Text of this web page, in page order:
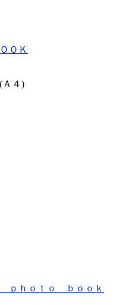
ＯＫ
(Ａ４)
ｐｈｏｔｏ ｂｏｏｋ